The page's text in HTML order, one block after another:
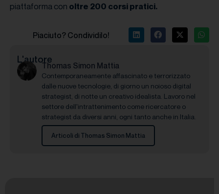
piattaforma con oltre 200 corsi pratici.
Piaciuto? Condividilo!
L'autore
Thomas Simon Mattia
Contemporaneamente affascinato e terrorizzato
dalle nuove tecnologie, di giorno un noioso digital
strategist, di notte un creativo idealista. Lavoro nel
settore dell'intrattenimento come ricercatore o
strategist da diversi anni, ogni tanto anche in Italia.
Articoli di Thomas Simon Mattia